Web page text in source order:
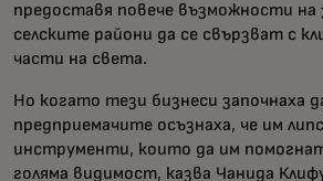
предоставя повече възможности на
селските райони да се свързват с
части на света.
Но когато тези бизнеси започнаха
предприемачите осъзнаха, че им
инструменти, които да им
голяма видимост, казва Чанида